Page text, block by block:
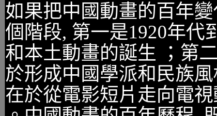
如果把中國動畫的百年
個階段, 第一是1920年代
和本土動畫的誕生 ；第
於形成中國學派和民族
在於從電影短片走向電